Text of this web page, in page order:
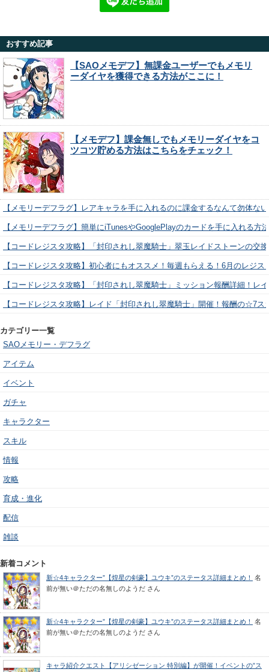
おすすめ記事
【SAOメモデフ】無課金ユーザーでもメモリ
ーダイヤを獲得できる方法がここに！
【メモデフ】課金無しでもメモリーダイヤをコ
ツコツ貯める方法はこちらをチェック！
【メモリーデフラグ】レアキャラを手に入れるのに課金するなんて勿体な
【メモリーデフラグ】簡単にiTunesやGooglePlayのカードを手に入れる方
【コードレジスタ攻略】「封印されし翠魔騎士」翠玉レイドストーンの交
【コードレジスタ攻略】初心者にもオススメ！毎週もらえる！6月のレジ
【コードレジスタ攻略】「封印されし翠魔騎士」ミッション報酬詳細！レ
【コードレジスタ攻略】レイド「封印されし翠魔騎士」開催！報酬の☆7
カテゴリー一覧
SAOメモリー・デフラグ
アイテム
イベント
ガチャ
キャラクター
スキル
情報
攻略
育成・進化
配信
雑談
新着コメント
新☆4キャラクター”【煌星の剣豪】ユウキ”のステータス詳細まとめ！
名
前が無い＠ただの名無しのようだ さん
新☆4キャラクター”【煌星の剣豪】ユウキ”のステータス詳細まとめ！
名
前が無い＠ただの名無しのようだ さん
キャラ紹介クエスト【アリシゼーション 特別編】が開催！イベントの”ス